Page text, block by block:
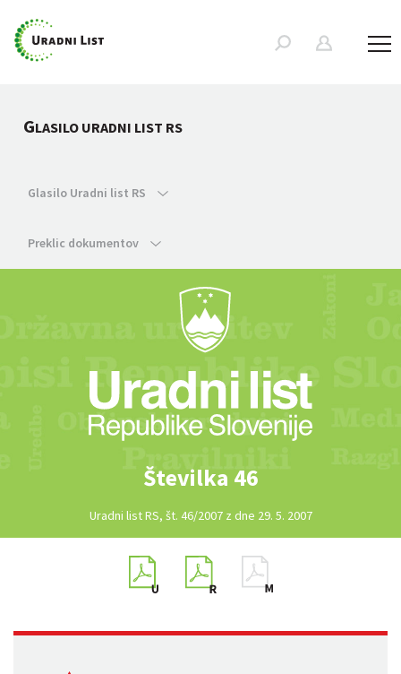
GLASILO URADNI LIST RS
Glasilo Uradni list RS
Preklic dokumentov
Številka 46
Uradni list RS, št. 46/2007 z dne 29. 5. 2007